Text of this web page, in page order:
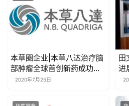
本草圈企业|本草八达治疗脑
部肿瘤全球首创新药成功完
成首例患者给药
2020年7月25日
田
进